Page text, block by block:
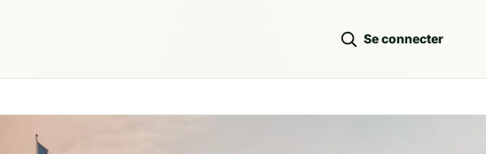
Se connecter